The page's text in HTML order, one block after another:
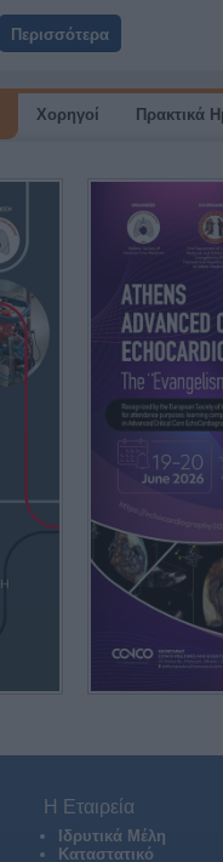
Περισσότερα
Χορηγοί Πρακτικά
Η Εταιρεία
Ιδρυτικά Μέλη
Καταστατικό